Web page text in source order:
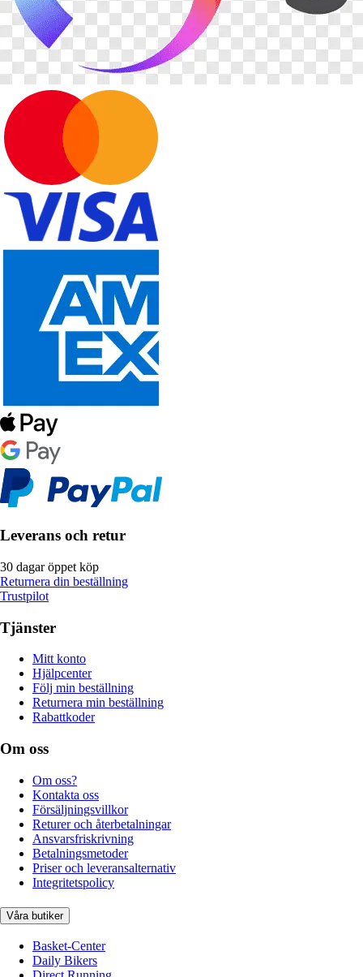
Leverans och retur
30 dagar öppet köp
Returnera din beställning
Trustpilot
Tjänster
Mitt konto
Hjälpcenter
Följ min beställning
Returnera min beställning
Rabattkoder
Om oss
Om oss?
Kontakta oss
Försäljningsvillkor
Returer och återbetalningar
Ansvarsfriskrivning
Betalningsmetoder
Priser och leveransalternativ
Integritetspolicy
Våra butiker
Basket-Center
Daily Bikers